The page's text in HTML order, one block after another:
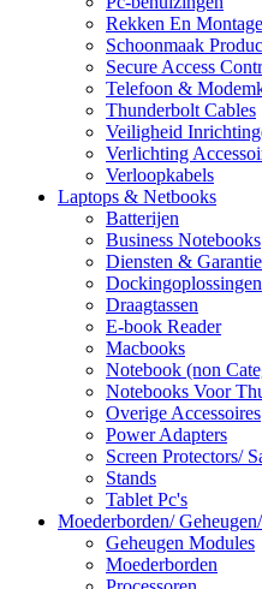
Rekken En
Schoonmaak
Secure Access
Telefoon &
Thunderbolt Cables
Veiligheid
Verlichting
Verloopkabels
Laptops & Netbooks
Batterijen
Business Notebooks
Diensten &
Dockingoplossingen
Draagtassen
E-book Reader
Macbooks
Notebook (non
Notebooks Voor
Overige Accessoires
Power Adapters
Screen Protectors/
Stands
Tablet Pc's
Moederborden/
Geheugen Modules
Moederborden